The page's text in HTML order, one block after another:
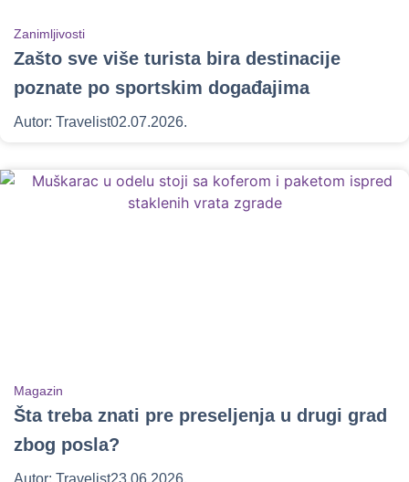
Zanimljivosti
Zašto sve više turista bira destinacije
poznate po sportskim događajima
Autor: Travelist02.07.2026.
Magazin
Šta treba znati pre preseljenja u drugi grad
zbog posla?
Autor: Travelist23.06.2026.